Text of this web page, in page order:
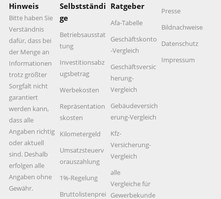
Hinweis
Bitte haben Sie
Verständnis
dafür, dass bei
der Menge an
Informationen
trotz größter
Sorgfalt nicht
garantiert
werden kann,
dass alle
Angaben richtig
oder aktuell
sind. Deshalb
erfolgen alle
Angaben ohne
Gewähr.
Selbstständi
ge
Betriebsausstat
tung
Investitionsabz
ugsbetrag
Werbekosten
Repräsentation
skosten
Kilometergeld
Umsatzsteuerv
orauszahlung
1%-Regelung
Bruttolistenprei
Ratgeber
Afa-Tabelle
Geschäftskonto
-Vergleich
Geschäftsversic
herung-
Vergleich
Gebäudeversich
erung-Vergleich
Kfz-
Versicherung-
Vergleich
alle
Vergleiche für
Gewerbekunde
Presse
Bildnachweise
Datenschutz
Impressum